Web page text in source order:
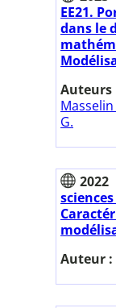
EE21.
dans le
Auteurs
G.
2022
Auteur :